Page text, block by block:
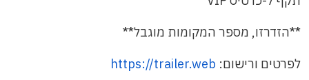
**הזדרזו, מספר המקומות מוגבל**
לפרטים ורישום: https://trailer.web